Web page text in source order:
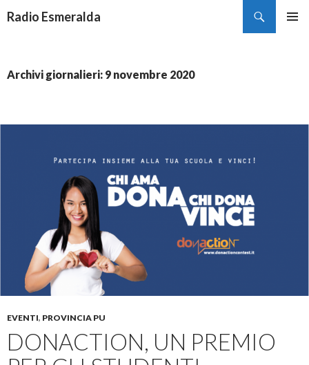
Radio Esmeralda
Archivi giornalieri: 9 novembre 2020
EVENTI, PROVINCIA PU
DONACTION, UN PREMIO